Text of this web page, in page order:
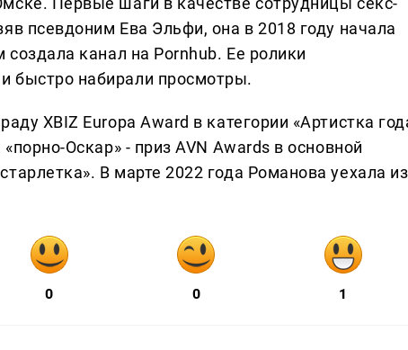
псевдоним Ева Эльфи, она в 2018 году начала
канал на Pornhub. Ее ролики
быстро набирали просмотры.
XBIZ Europa Award в категории «Артистка
Оскар» - приз AVN Awards в основной
В марте 2022 года Романова уехала из
0 0 1